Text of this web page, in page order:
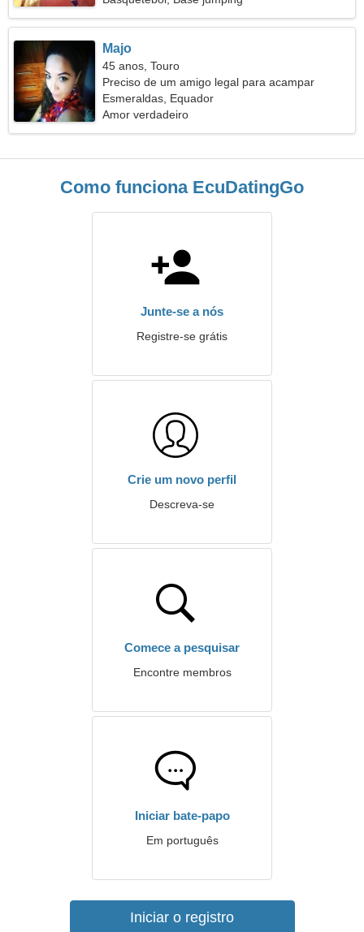
Majo
45 anos, Touro
Preciso de um amigo legal para acampar
Esmeraldas, Equador
Amor verdadeiro
Como funciona EcuDatingGo
Junte-se a nós
Registre-se grátis
Crie um novo perfil
Descreva-se
Comece a pesquisar
Encontre membros
Iniciar bate-papo
Em português
Iniciar o registro